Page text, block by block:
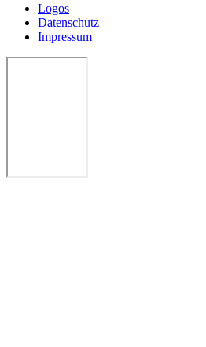
Logos
Datenschutz
Impressum